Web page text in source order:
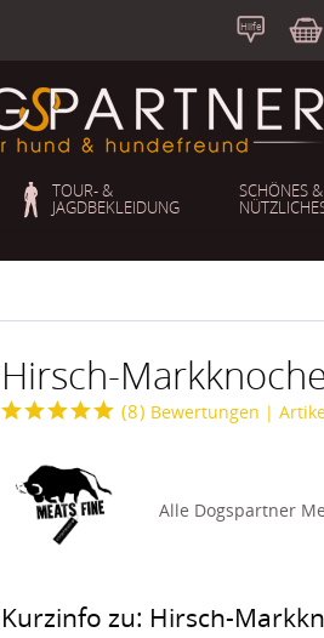
b
Hilfe S
TOUR- &
JAGDBEKLEIDUNG
SCHÖNES &
Hirsch-
(8) Bewertungen |
Alle Dogspartner
Kurzinfo zu: Hirsch-